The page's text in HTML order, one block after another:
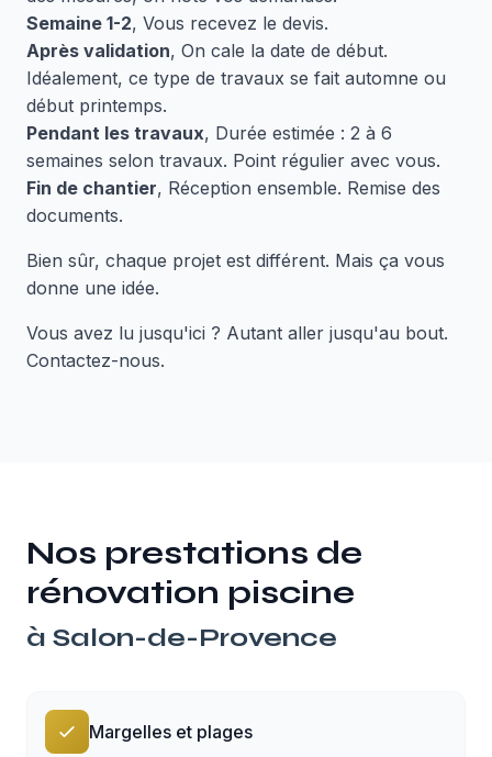
Semaine 1-2, Vous recevez le devis.
Après validation, On cale la date de début.
Idéalement, ce type de travaux se fait automne ou
début printemps.
Pendant les travaux, Durée estimée : 2 à 6
semaines selon travaux. Point régulier avec vous.
Fin de chantier, Réception ensemble. Remise des
documents.
Bien sûr, chaque projet est différent. Mais ça vous
donne une idée.
Vous avez lu jusqu'ici ? Autant aller jusqu'au bout.
Contactez-nous.
Nos prestations de
rénovation piscine
à Salon-de-Provence
Margelles et plages